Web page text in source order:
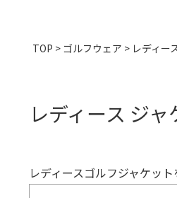
TOP > ゴルフウェア > レディー
レディース ジャ
レディースゴルフジャケッ